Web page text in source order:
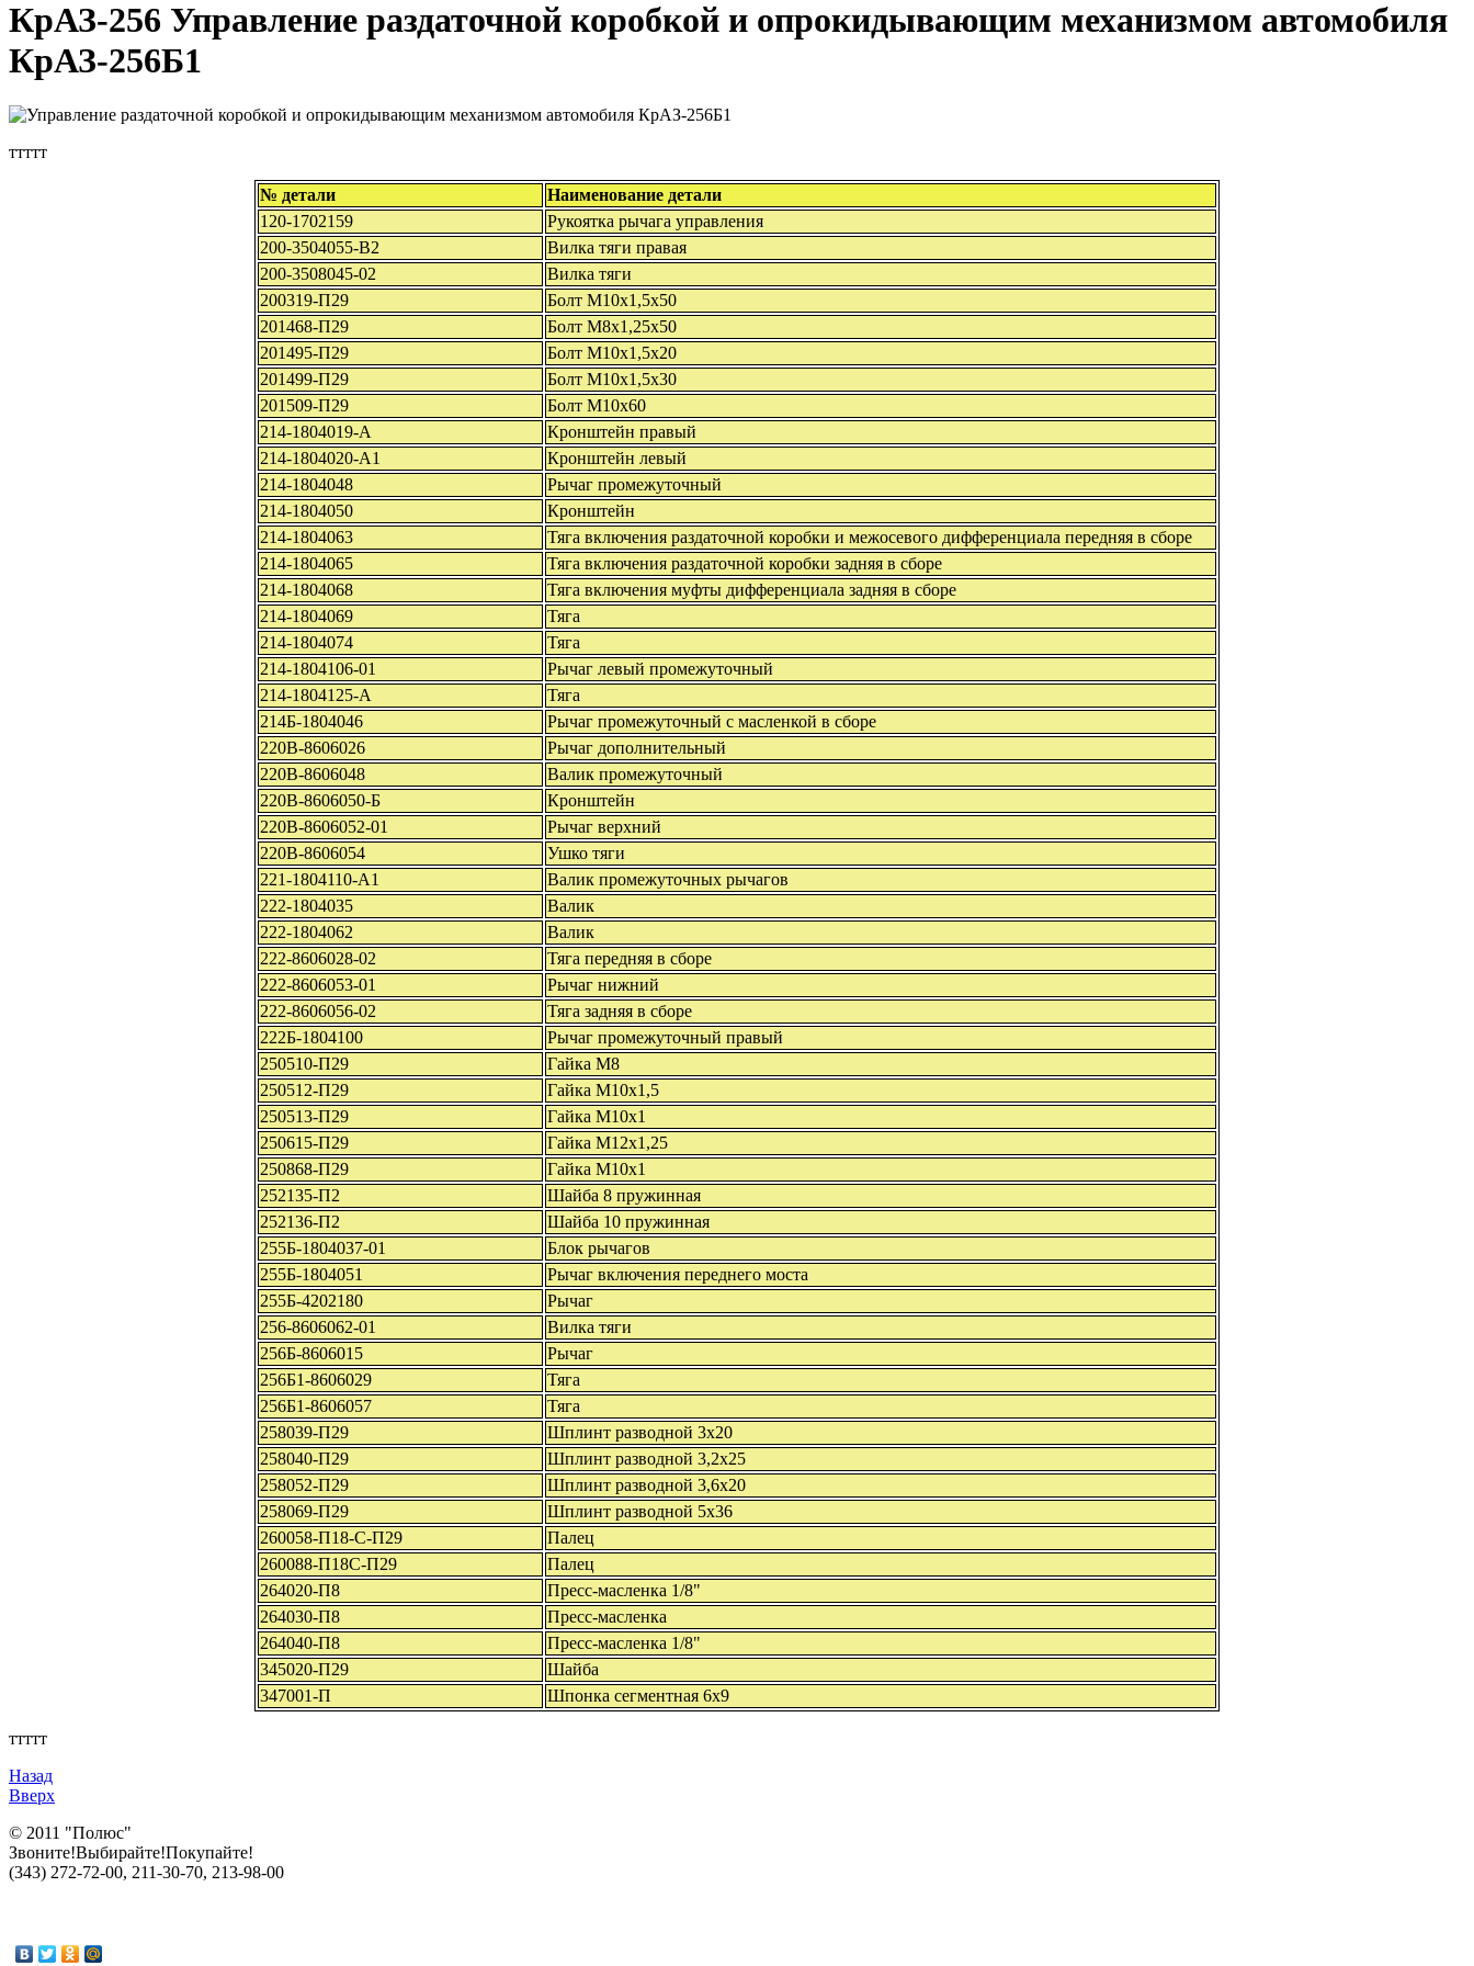
КрАЗ-256 Управление раздаточной коробкой и опрокидывающим механизмом автомобиля
КрАЗ-256Б1
ттттт
№ детали
Наименование детали
120-1702159
Рукоятка рычага управления
200-3504055-В2
Вилка тяги правая
200-3508045-02
Вилка тяги
200319-П29
Болт М10х1,5х50
201468-П29
Болт М8х1,25х50
201495-П29
Болт М10х1,5х20
201499-П29
Болт М10х1,5х30
201509-П29
Болт М10х60
214-1804019-А
Кронштейн правый
214-1804020-А1
Кронштейн левый
214-1804048
Рычаг промежуточный
214-1804050
Кронштейн
214-1804063
Тяга включения раздаточной коробки и межосевого дифференциала передняя в сборе
214-1804065
Тяга включения раздаточной коробки задняя в сборе
214-1804068
Тяга включения муфты дифференциала задняя в сборе
214-1804069
Тяга
214-1804074
Тяга
214-1804106-01
Рычаг левый промежуточный
214-1804125-А
Тяга
214Б-1804046
Рычаг промежуточный с масленкой в сборе
220В-8606026
Рычаг дополнительный
220В-8606048
Валик промежуточный
220В-8606050-Б
Кронштейн
220В-8606052-01
Рычаг верхний
220В-8606054
Ушко тяги
221-1804110-А1
Валик промежуточных рычагов
222-1804035
Валик
222-1804062
Валик
222-8606028-02
Тяга передняя в сборе
222-8606053-01
Рычаг нижний
222-8606056-02
Тяга задняя в сборе
222Б-1804100
Рычаг промежуточный правый
250510-П29
Гайка М8
250512-П29
Гайка М10х1,5
250513-П29
Гайка М10х1
250615-П29
Гайка М12х1,25
250868-П29
Гайка М10х1
252135-П2
Шайба 8 пружинная
252136-П2
Шайба 10 пружинная
255Б-1804037-01
Блок рычагов
255Б-1804051
Рычаг включения переднего моста
255Б-4202180
Рычаг
256-8606062-01
Вилка тяги
256Б-8606015
Рычаг
256Б1-8606029
Тяга
256Б1-8606057
Тяга
258039-П29
Шплинт разводной 3х20
258040-П29
Шплинт разводной 3,2х25
258052-П29
Шплинт разводной 3,6х20
258069-П29
Шплинт разводной 5х36
260058-П18-С-П29
Палец
260088-П18С-П29
Палец
264020-П8
Пресс-масленка 1/8"
264030-П8
Пресс-масленка
264040-П8
Пресс-масленка 1/8"
345020-П29
Шайба
347001-П
Шпонка сегментная 6х9
ттттт
Назад
Вверх
© 2011 "Полюс"
Звоните!Выбирайте!Покупайте!
(343) 272-72-00, 211-30-70, 213-98-00